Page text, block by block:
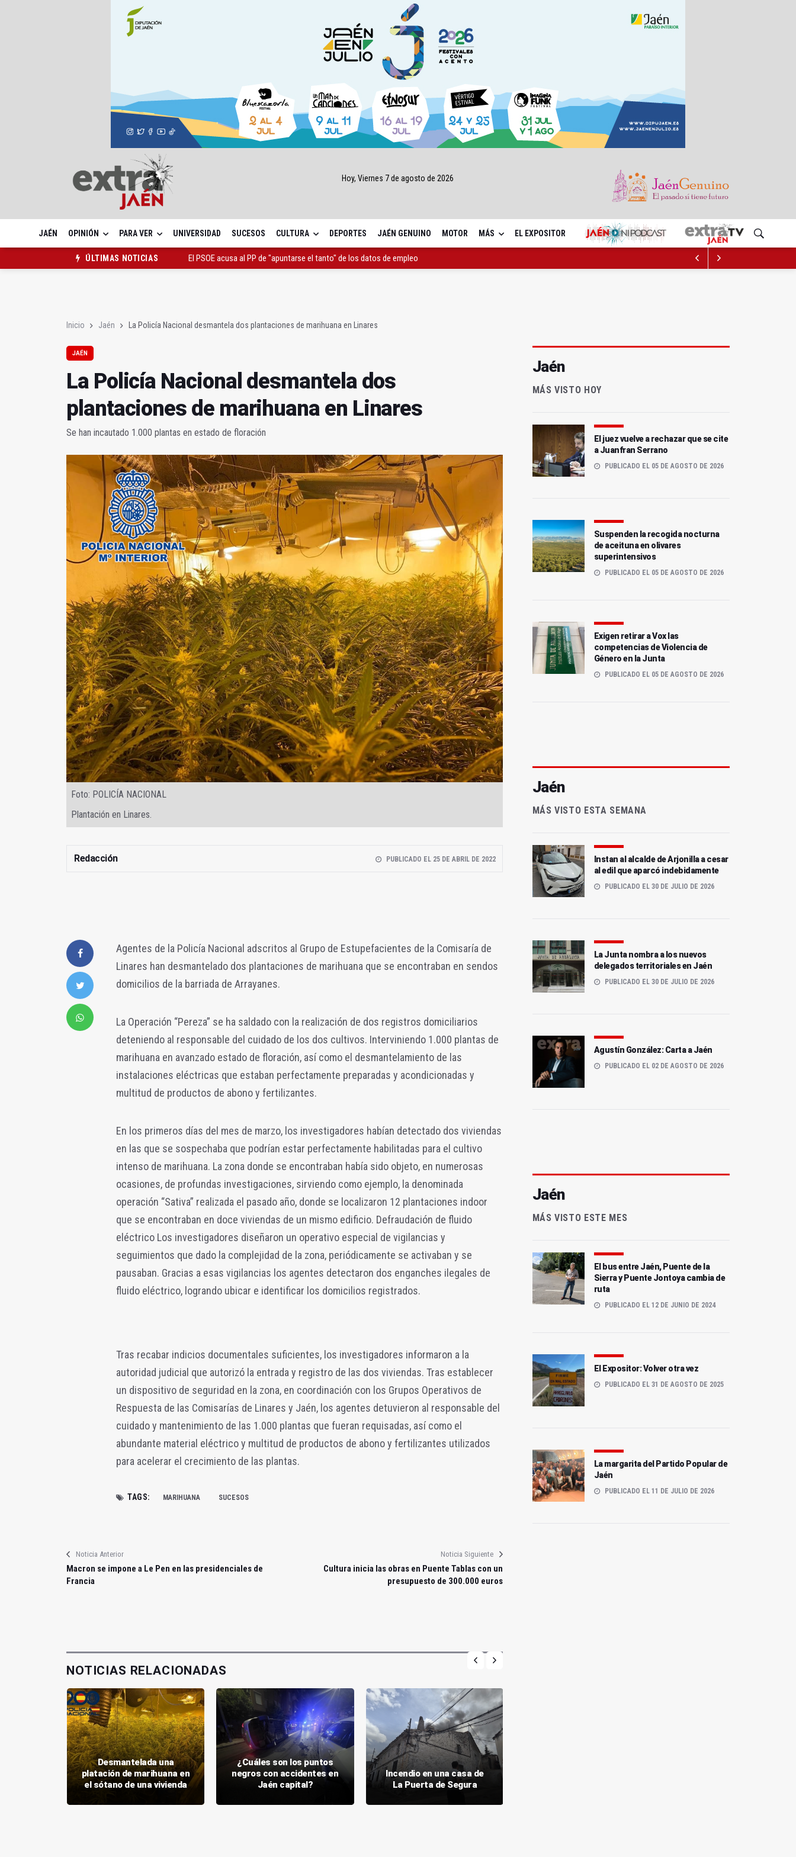
Hoy, Viernes 7 de agosto de 2026
JAÉN OPINIÓN PARA VER UNIVERSIDAD SUCESOS CULTURA DEPORTES JAÉN GENUINO MOTOR MÁS EL EXPOSITOR
ÚLTIMAS NOTICIAS
El Centro Andaluz de las Letras trae a Jaén al filósofo Omar Linares
Inicio Jaén La Policía Nacional desmantela dos plantaciones de marihuana en Linares
JAÉN
La Policía Nacional desmantela dos
plantaciones de marihuana en Linares
Se han incautado 1.000 plantas en estado de floración
Foto: POLICÍA NACIONAL
Plantación en Linares.
Redacción PUBLICADO EL 25 DE ABRIL DE 2022
Agentes de la Policía Nacional adscritos al Grupo de Estupefacientes de la Comisaría de
Linares han desmantelado dos plantaciones de marihuana que se encontraban en sendos
domicilios de la barriada de Arrayanes.
La Operación “Pereza” se ha saldado con la realización de dos registros domiciliarios
deteniendo al responsable del cuidado de los dos cultivos. Interviniendo 1.000 plantas de
marihuana en avanzado estado de floración, así como el desmantelamiento de las
instalaciones eléctricas que estaban perfectamente preparadas y acondicionadas y
multitud de productos de abono y fertilizantes.
En los primeros días del mes de marzo, los investigadores habían detectado dos viviendas
en las que se sospechaba que podrían estar perfectamente habilitadas para el cultivo
intenso de marihuana. La zona donde se encontraban había sido objeto, en numerosas
ocasiones, de profundas investigaciones, sirviendo como ejemplo, la denominada
operación “Sativa” realizada el pasado año, donde se localizaron 12 plantaciones indoor
que se encontraban en doce viviendas de un mismo edificio. Defraudación de fluido
eléctrico Los investigadores diseñaron un operativo especial de vigilancias y
seguimientos que dado la complejidad de la zona, periódicamente se activaban y se
pausaban. Gracias a esas vigilancias los agentes detectaron dos enganches ilegales de
fluido eléctrico, logrando ubicar e identificar los domicilios registrados.
Tras recabar indicios documentales suficientes, los investigadores informaron a la
autoridad judicial que autorizó la entrada y registro de las dos viviendas. Tras establecer
un dispositivo de seguridad en la zona, en coordinación con los Grupos Operativos de
Respuesta de las Comisarías de Linares y Jaén, los agentes detuvieron al responsable del
cuidado y mantenimiento de las 1.000 plantas que fueran requisadas, así como el
abundante material eléctrico y multitud de productos de abono y fertilizantes utilizados
para acelerar el crecimiento de las plantas.
TAGS: MARIHUANA SUCESOS
Noticia Anterior
Macron se impone a Le Pen en las presidenciales de
Francia
Noticia Siguiente
Cultura inicia las obras en Puente Tablas con un
presupuesto de 300.000 euros
NOTICIAS RELACIONADAS
Desmantelada una
platación de marihuana en
el sótano de una vivienda
¿Cuáles son los puntos
negros con accidentes en
Jaén capital?
Incendio en una casa de
La Puerta de Segura
Jaén
MÁS VISTO HOY
El juez vuelve a rechazar que se cite
a Juanfran Serrano
PUBLICADO EL 05 DE AGOSTO DE 2026
Suspenden la recogida nocturna
de aceituna en olivares
superintensivos
PUBLICADO EL 05 DE AGOSTO DE 2026
Exigen retirar a Vox las
competencias de Violencia de
Género en la Junta
PUBLICADO EL 05 DE AGOSTO DE 2026
Jaén
MÁS VISTO ESTA SEMANA
Instan al alcalde de Arjonilla a cesar
al edil que aparcó indebidamente
PUBLICADO EL 30 DE JULIO DE 2026
La Junta nombra a los nuevos
delegados territoriales en Jaén
PUBLICADO EL 30 DE JULIO DE 2026
Agustín González: Carta a Jaén
PUBLICADO EL 02 DE AGOSTO DE 2026
Jaén
MÁS VISTO ESTE MES
El bus entre Jaén, Puente de la
Sierra y Puente Jontoya cambia de
ruta
PUBLICADO EL 12 DE JUNIO DE 2024
El Expositor: Volver otra vez
PUBLICADO EL 31 DE AGOSTO DE 2025
La margarita del Partido Popular de
Jaén
PUBLICADO EL 11 DE JULIO DE 2026